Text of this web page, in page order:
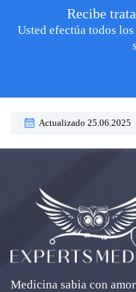
Recibe
Usted efectúa todos
Actualizado 25.06.2025
Medicina sabia con amor